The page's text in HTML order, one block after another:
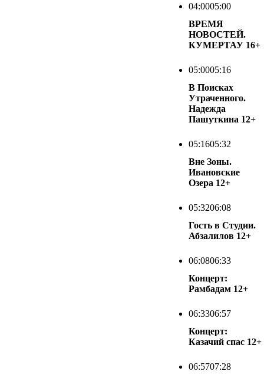
04:0005:00
ВРЕМЯ
НОВОСТЕЙ.
КУМЕРТАУ 16+
05:0005:16
В Поисках
Утраченного.
Надежда
Пашуткина 12+
05:1605:32
Вне Зоны.
Ивановские
Озера 12+
05:3206:08
Гость в Студии.
Абзалилов 12+
06:0806:33
Концерт:
Рамбадам 12+
06:3306:57
Концерт:
Казачий спас 12+
06:5707:28